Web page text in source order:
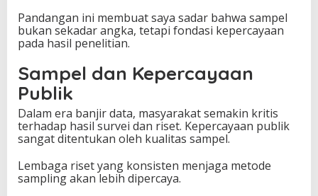
Pandangan ini membuat saya sadar bahwa sampel
bukan sekadar angka, tetapi fondasi kepercayaan
pada hasil penelitian.
Sampel dan Kepercayaan
Publik
Dalam era banjir data, masyarakat semakin kritis
terhadap hasil survei dan riset. Kepercayaan publik
sangat ditentukan oleh kualitas sampel.
Lembaga riset yang konsisten menjaga metode
sampling akan lebih dipercaya.